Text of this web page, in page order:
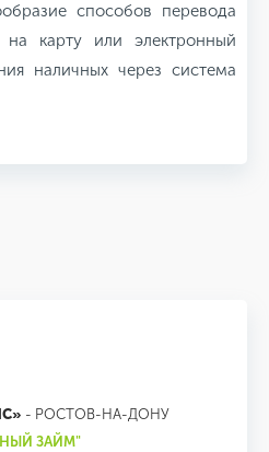
способов перевода
карту или электронный
наличных через система
- РОСТОВ-НА-ДОНУ
ЗАЙМ"